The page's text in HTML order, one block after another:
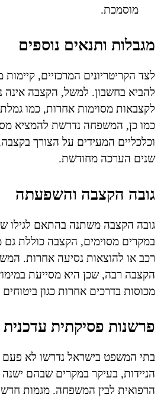
מוסמכת.
מגבלות ותנאים נוספים
לצד הקריטריונים המרכזיים,
להביא בחשבון. למשל, הקצבה אינה
לקצבאות מסוימות אחרות, כמו
כמו כן, המשפחה נדרשת להמציא
וכלכליים המעידים על הצורך
שנים הערכה מחודשת.
גובה הקצבה והשפעתה
גובה הקצבה משתנה בהתאם לגילו
במקרים מסוימים, הקצבה כוללת גם
רכב או להוצאות נסיעה אחרות.
הקצבה רבה, שכן היא מסייעת
מכוסות בדרכים אחרות כגון
פרשנות פסיקתית עדכנית
בתי המשפט בישראל נדרשו לא
הניידות, בעיקר במקרים שבהם ישנה
הרפואית לבין המשפחה. מגמות